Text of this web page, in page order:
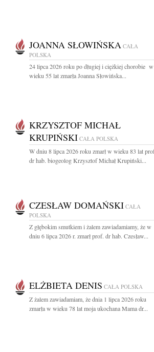
JOANNA SŁOWIŃSKA CAŁA
POLSKA
24 lipca 2026 roku po długiej i ciężkiej chorobie w
wieku 55 lat zmarła Joanna Słowińska...
KRZYSZTOF MICHAŁ
KRUPIŃSKI CAŁA POLSKA
W dniu 8 lipca 2026 roku zmarł w wieku 83 lat
dr hab. biogeolog Krzysztof Michał Krupiński...
CZESŁAW DOMAŃSKI CAŁA
POLSKA
Z głębokim smutkiem i żalem zawiadamiamy, że w
dniu 6 lipca 2026 r. zmarł prof. dr hab. Czesław...
ELŻBIETA DENIS CAŁA POLSKA
Z żalem zawiadamiam, że dnia 1 lipca 2026 roku
zmarła w wieku 78 lat moja ukochana Mama dr...